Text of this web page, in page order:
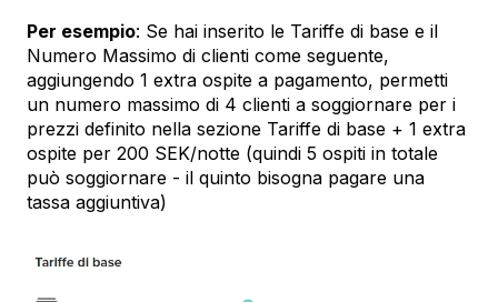
Per esempio: Se hai inserito le Tariffe di base e il
Numero Massimo di clienti come seguente,
aggiungendo 1 extra ospite a pagamento, permetti
un numero massimo di 4 clienti a soggiornare per i
prezzi definito nella sezione Tariffe di base + 1 extra
ospite per 200 SEK/notte (quindi 5 ospiti in totale
può soggiornare - il quinto bisogna pagare una
tassa aggiuntiva)